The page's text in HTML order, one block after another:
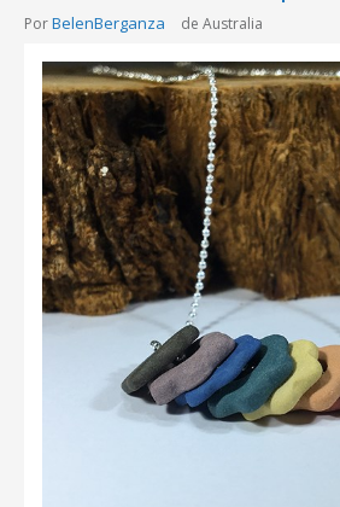
PorBelenBerganza de Australia